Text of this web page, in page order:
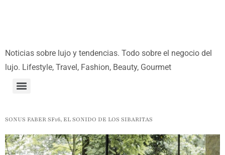
Noticias sobre lujo y tendencias. Todo sobre el negocio del
lujo. Lifestyle, Travel, Fashion, Beauty, Gourmet
SONUS FABER SF16, EL SONIDO DE LOS SIBARITAS